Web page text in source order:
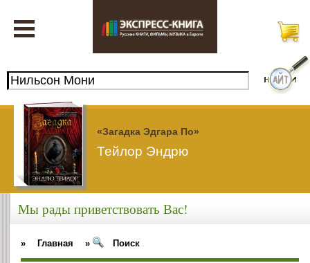
«Загадка Эдгара По»
Тейлор Эндрю
Мы рады приветствовать Вас!
» Главная » Поиск